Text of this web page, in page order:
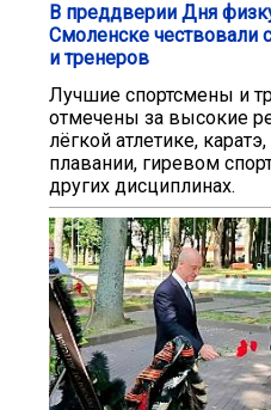
В преддверии Дня
Смоленске чествовали
и тренеров
Лучшие спортсмены и
отмечены за высокие
лёгкой атлетике,
плавании, гиревом
других дисциплинах.